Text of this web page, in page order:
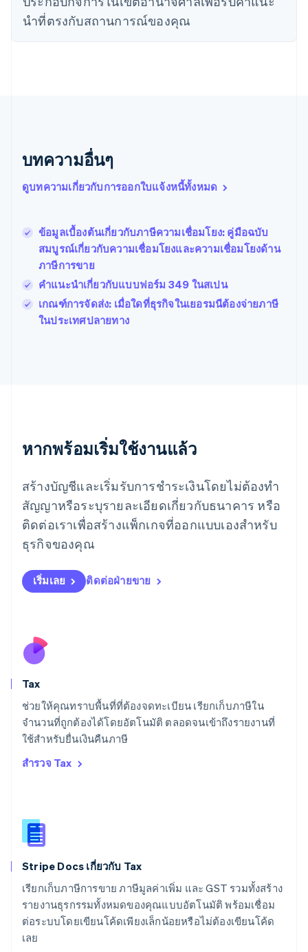
นําที่ตรงกับสถานการณ์ของคุณ
บทความอื่นๆ
ดูบทความเกี่ยวกับการออกใบแจ้งหนี้ทั้งหมด
ข้อมูลเบื้องต้นเกี่ยวกับภาษีความเชื่อมโยง: คู่มือฉบับ
สมบูรณ์เกี่ยวกับความเชื่อมโยงและความเชื่อมโยงด้าน
ภาษีการขาย
คำแนะนำเกี่ยวกับแบบฟอร์ม 349 ในสเปน
เกณฑ์การจัดส่ง: เมื่อใดที่ธุรกิจในเยอรมนีต้องจ่ายภาษี
ในประเทศปลายทาง
หากพร้อมเริ่มใช้งานแล้ว
สร้างบัญชีและเริ่มรับการชำระเงินโดยไม่ต้องทำ
สัญญาหรือระบุรายละเอียดเกี่ยวกับธนาคาร หรือ
ติดต่อเราเพื่อสร้างแพ็กเกจที่ออกแบบเองสำหรับ
ธุรกิจของคุณ
เริ่มเลย ติดต่อฝ่ายขาย
Tax
ช่วยให้คุณทราบพื้นที่ที่ต้องจดทะเบียน เรียกเก็บภาษีใน
จำนวนที่ถูกต้องได้โดยอัตโนมัติ ตลอดจนเข้าถึงรายงานที่
ใช้สำหรับยื่นเงินคืนภาษี
สำรวจ Tax
Stripe Docs เกี่ยวกับ Tax
เรียกเก็บภาษีการขาย ภาษีมูลค่าเพิ่ม และ GST รวมทั้งสร้าง
รายงานธุรกรรมทั้งหมดของคุณแบบอัตโนมัติ พร้อมเชื่อม
ต่อระบบโดยเขียนโค้ดเพียงเล็กน้อยหรือไม่ต้องเขียนโค้ด
เลย
English
ไทย
ไทยEnglish
PortuguêsEnglish
English
โปรตุเกส
PortuguêsEnglish
โปแลนด์
English
ฝรั่งเศส
Français
ฟินแลนด์
EnglishSvenska
เยอรมนี
โรมาเนีย
English
ลักเซมเบิร์ก
FrançaisDeutschEnglish
ลัตเวีย
English
Deutsch English
ลิทัวเนีย
สโลวาเกีย
English
สวิตเซอร์แลนด์
Deutsch FrançaisItaliano English
สวีเดน
SvenskaEnglish
สหรัฐอเมริกา
EnglishEspañol
English
สาธารณรัฐเช็ก
สิงคโปร์
English简体中文
ออสเตรเลีย
English
ออสเตรีย